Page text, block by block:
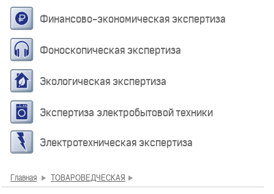
Финансово-экономическая экспертиза
Фоноскопическая экспертиза
Экологическая экспертиза
Экспертиза электробытовой техники
Электротехническая экспертиза
Главная ТОВАРОВЕДЧЕСКАЯ